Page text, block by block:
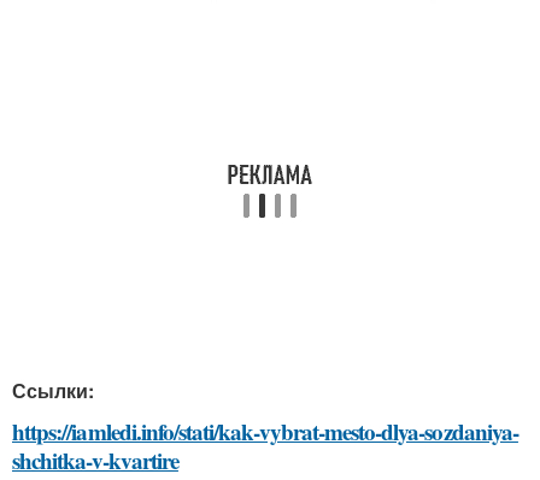
Ссылки:
https://iamledi.info/stati/kak-vybrat-mesto-dlya-sozdaniya-
shchitka-v-kvartire